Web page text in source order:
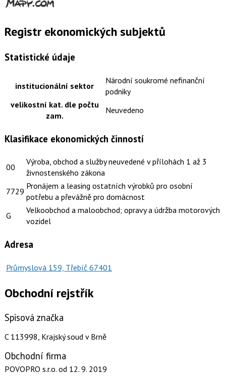
Registr ekonomických subjektů
Statistické údaje
institucionální sektor
Národní soukromé nefinanční
podniky
velikostní kat. dle počtu
zam.
Neuvedeno
Klasifikace ekonomických činností
00
Výroba, obchod a služby neuvedené v přílohách 1 až 3
živnostenského zákona
7729
Pronájem a leasing ostatních výrobků pro osobní
potřebu a převážně pro domácnost
G
Velkoobchod a maloobchod; opravy a údržba motorových
vozidel
Adresa
Průmyslová 159, Třebíč 67401
Obchodní rejstřík
Spisová značka
C 113998, Krajský soud v Brně
Obchodní firma
POVOPRO s.r.o. od 12. 9. 2019